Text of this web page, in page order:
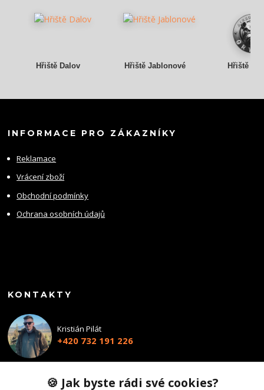
Hřiště Dalov Hřiště Jablonové Hřiště
INFORMACE PRO ZÁKAZNÍKY
Reklamace
Vrácení zboží
Obchodní podmínky
Ochrana osobních údajů
KONTAKTY
Kristián Pilát
+420 732 191 226
info@profiairsoft.cz
🍪 Jak byste rádi své cookies?